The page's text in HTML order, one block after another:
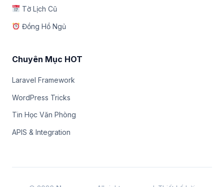
Tờ Lịch Cũ
Đồng Hồ Ngủ
Chuyên Mục HOT
Laravel Framework
WordPress Tricks
Tin Học Văn Phòng
APIS & Integration